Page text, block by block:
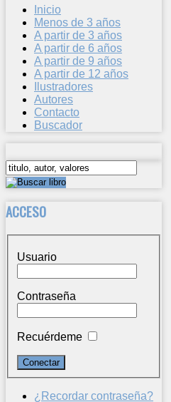
Inicio
Menos de 3 años
A partir de 3 años
A partir de 6 años
A partir de 9 años
A partir de 12 años
Ilustradores
Autores
Contacto
Buscador
ACCESO
Usuario
Contraseña
Recuérdeme
¿Recordar contraseña?